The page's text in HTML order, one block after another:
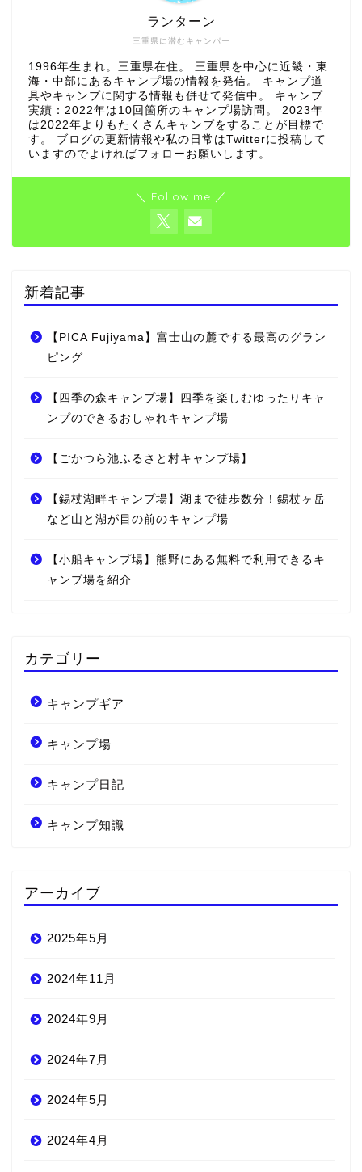
三重県に潜むキャンパー
ランターン
1996年生まれ。三重県在住。 三重県を中心に近畿・東
海・中部にあるキャンプ場の情報を発信。 キャンプ道
具やキャンプに関する情報も併せて発信中。 キャンプ
実績：2022年は10回箇所のキャンプ場訪問。 2023年
は2022年よりもたくさんキャンプをすることが目標で
す。 ブログの更新情報や私の日常はTwitterに投稿して
いますのでよければフォローお願いします。
＼ Follow me ／
新着記事
【PICA Fujiyama】富士山の麓でする最高のグラン
ピング
【四季の森キャンプ場】四季を楽しむゆったりキャ
ンプのできるおしゃれキャンプ場
【ごかつら池ふるさと村キャンプ場】
【錫杖湖畔キャンプ場】湖まで徒歩数分！錫杖ヶ岳
など山と湖が目の前のキャンプ場
【小船キャンプ場】熊野にある無料で利用できるキ
ャンプ場を紹介
カテゴリー
キャンプギア
キャンプ場
キャンプ日記
キャンプ知識
アーカイブ
2025年5月
2024年11月
2024年9月
2024年7月
2024年5月
2024年4月